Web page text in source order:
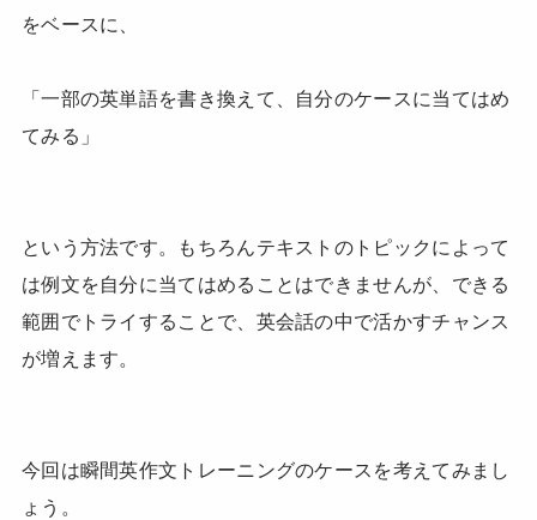
をベースに、
「一部の英単語を書き換えて、自分のケースに当てはめ
てみる」
という方法です。もちろんテキストのトピックによって
は例文を自分に当てはめることはできませんが、できる
範囲でトライすることで、英会話の中で活かすチャンス
が増えます。
今回は瞬間英作文トレーニングのケースを考えてみまし
ょう。